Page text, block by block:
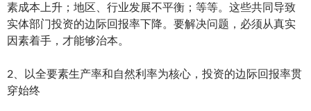
素成本上升；地区、行业发展不平衡；等等。这些共同导致
实体部门投资的边际回报率下降。要解决问题，必须从真实
因素着手，才能够治本。
2、以全要素生产率和自然利率为核心，投资的边际回报率贯
穿始终